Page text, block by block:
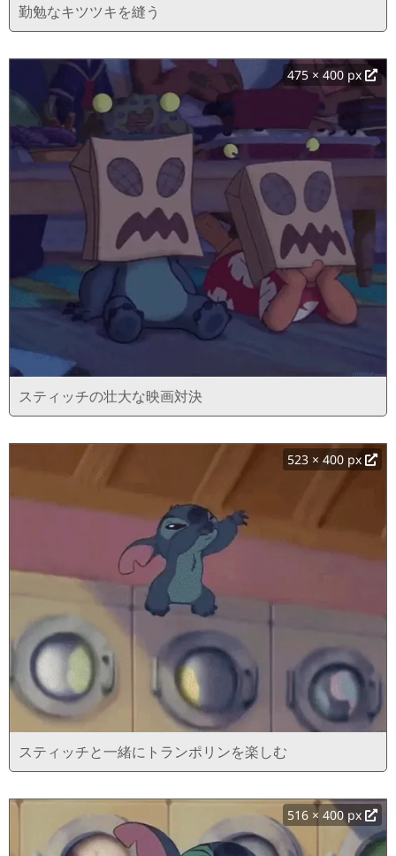
勤勉なキツツキを縫う
475 × 400 px
スティッチの壮大な映画対決
523 × 400 px
スティッチと一緒にトランポリンを楽しむ
516 × 400 px